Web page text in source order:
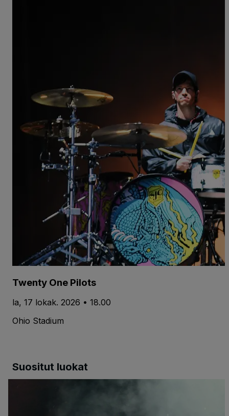
Twenty One Pilots
la, 17 lokak. 2026 • 18.00
Ohio Stadium
Suositut luokat